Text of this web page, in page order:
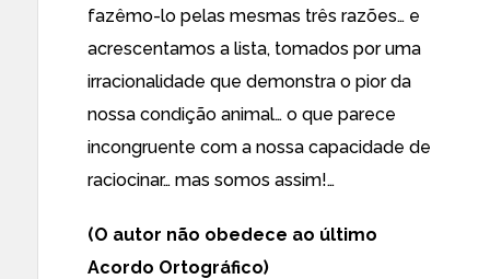
fazêmo-lo pelas mesmas três razões… e
acrescentamos a lista, tomados por uma
irracionalidade que demonstra o pior da
nossa condição animal… o que parece
incongruente com a nossa capacidade de
raciocinar… mas somos assim!…
(O autor não obedece ao último
Acordo Ortográfico)